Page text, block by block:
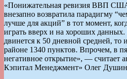
«Понижательная ревизия ВВП США
внезапно возвратила парадигму
лучше для акций” в тот момент,
играть вверх и на хороших
двинется к 50 дневной средней,
районе 1340 пунктов. Впрочем, в
негативное открытие», — считает
Кэпитал Менеджмент» Олег